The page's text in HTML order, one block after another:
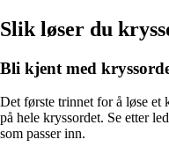
Slik løser du
Bli kjent med
Det første trinnet for å løse
på hele kryssordet. Se etter
som passer inn.